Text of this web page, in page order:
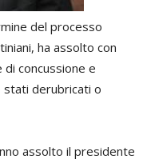
del processo
ha assolto con
di concussione e
stati derubricati o
assolto il presidente